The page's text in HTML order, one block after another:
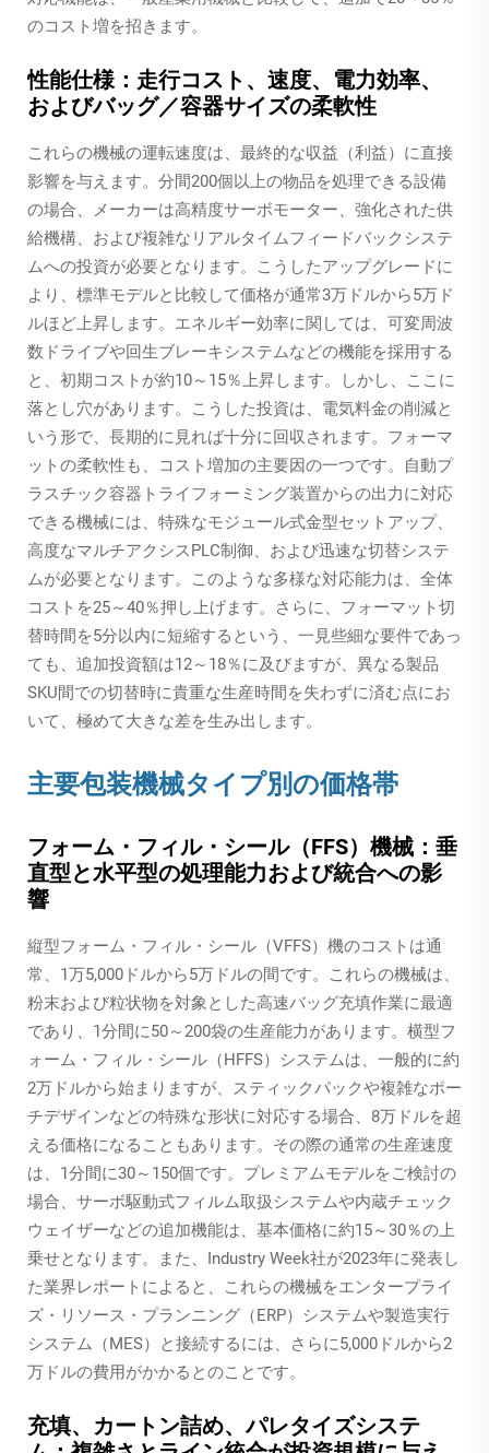
のコスト増を招きます。
性能仕様：走行コスト、速度、電力効率、
およびバッグ／容器サイズの柔軟性
これらの機械の運転速度は、最終的な収益（利益）に直接
影響を与えます。分間200個以上の物品を処理できる設備
の場合、メーカーは高精度サーボモーター、強化された供
給機構、および複雑なリアルタイムフィードバックシステ
ムへの投資が必要となります。こうしたアップグレードに
より、標準モデルと比較して価格が通常3万ドルから5万ド
ルほど上昇します。エネルギー効率に関しては、可変周波
数ドライブや回生ブレーキシステムなどの機能を採用する
と、初期コストが約10～15％上昇します。しかし、ここに
落とし穴があります。こうした投資は、電気料金の削減と
いう形で、長期的に見れば十分に回収されます。フォーマ
ットの柔軟性も、コスト増加の主要因の一つです。自動プ
ラスチック容器トライフォーミング装置からの出力に対応
できる機械には、特殊なモジュール式金型セットアップ、
高度なマルチアクシスPLC制御、および迅速な切替システ
ムが必要となります。このような多様な対応能力は、全体
コストを25～40％押し上げます。さらに、フォーマット切
替時間を5分以内に短縮するという、一見些細な要件であっ
ても、追加投資額は12～18％に及びますが、異なる製品
SKU間での切替時に貴重な生産時間を失わずに済む点にお
いて、極めて大きな差を生み出します。
主要包装機械タイプ別の価格帯
フォーム・フィル・シール（FFS）機械：垂
直型と水平型の処理能力および統合への影
響
縦型フォーム・フィル・シール（VFFS）機のコストは通
常、1万5,000ドルから5万ドルの間です。これらの機械は、
粉末および粒状物を対象とした高速バッグ充填作業に最適
であり、1分間に50～200袋の生産能力があります。横型フ
ォーム・フィル・シール（HFFS）システムは、一般的に約
2万ドルから始まりますが、スティックパックや複雑なポー
チデザインなどの特殊な形状に対応する場合、8万ドルを超
える価格になることもあります。その際の通常の生産速度
は、1分間に30～150個です。プレミアムモデルをご検討の
場合、サーボ駆動式フィルム取扱システムや内蔵チェック
ウェイザーなどの追加機能は、基本価格に約15～30％の上
乗せとなります。また、Industry Week社が2023年に発表し
た業界レポートによると、これらの機械をエンタープライ
ズ・リソース・プランニング（ERP）システムや製造実行
システム（MES）と接続するには、さらに5,000ドルから2
万ドルの費用がかかるとのことです。
充填、カートン詰め、パレタイズシステ